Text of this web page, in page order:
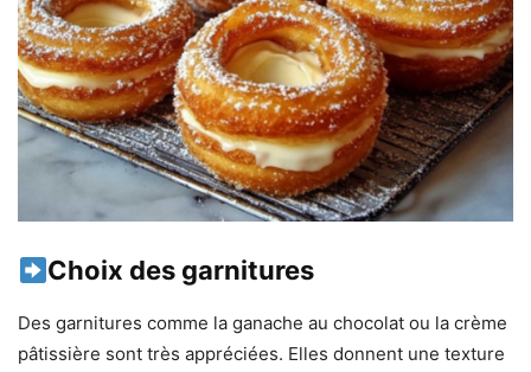
Choix des garnitures
Des garnitures comme la ganache au chocolat ou la crème
pâtissière sont très appréciées. Elles donnent une texture